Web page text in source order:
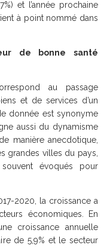
et l’année prochaine
à point nommé dans
de bonne santé
au passage
et de services d’un
donnée est synonyme
aussi du dynamisme
manière anecdotique,
grandes villes du pays,
évoqués pour
2020, la croissance a
économiques. En
croissance annuelle
de 5,9% et le secteur